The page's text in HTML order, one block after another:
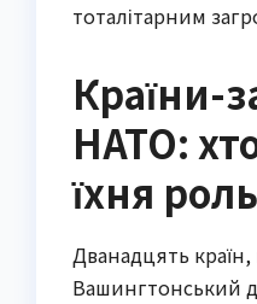
тоталітарним
Країни-
НАТО:
їхня роль
Дванадцять
Вашингтонський